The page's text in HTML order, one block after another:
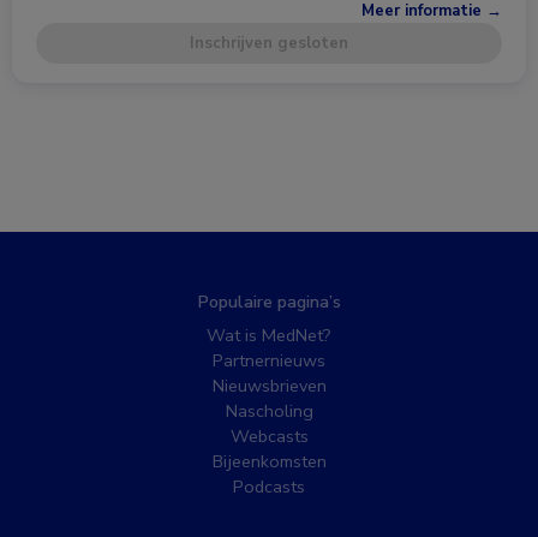
Meer informatie →
Inschrijven gesloten
Populaire pagina’s
Wat is MedNet?
Partnernieuws
Nieuwsbrieven
Nascholing
Webcasts
Bijeenkomsten
Podcasts